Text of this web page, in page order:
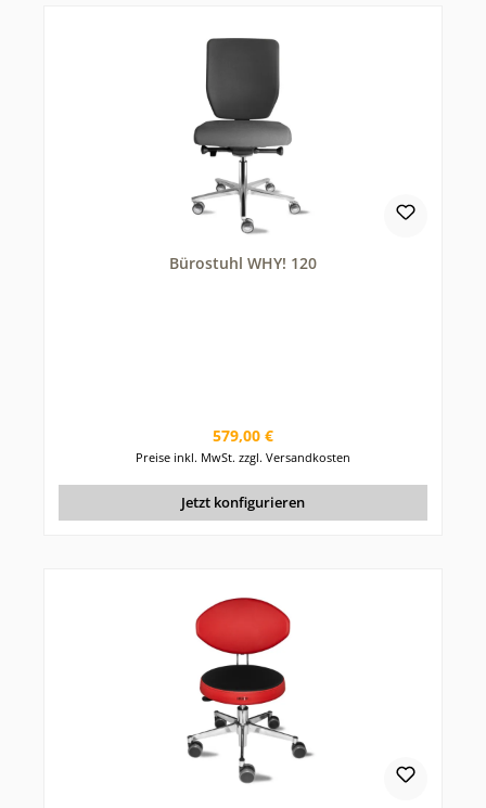
Bürostuhl WHY! 120
Regulärer Preis:
579,00 €
Preise inkl. MwSt. zzgl. Versandkosten
Jetzt konfigurieren